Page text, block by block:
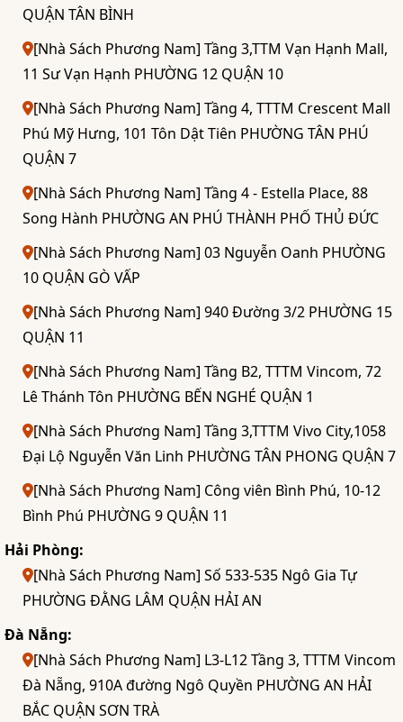
QUẬN TÂN BÌNH
[Nhà Sách Phương Nam] Tầng 3,TTM Vạn Hạnh Mall,
11 Sư Vạn Hạnh PHƯỜNG 12 QUẬN 10
[Nhà Sách Phương Nam] Tầng 4, TTTM Crescent Mall
Phú Mỹ Hưng, 101 Tôn Dật Tiên PHƯỜNG TÂN PHÚ
QUẬN 7
[Nhà Sách Phương Nam] Tầng 4 - Estella Place, 88
Song Hành PHƯỜNG AN PHÚ THÀNH PHỐ THỦ ĐỨC
[Nhà Sách Phương Nam] 03 Nguyễn Oanh PHƯỜNG
10 QUẬN GÒ VẤP
[Nhà Sách Phương Nam] 940 Đường 3/2 PHƯỜNG 15
QUẬN 11
[Nhà Sách Phương Nam] Tầng B2, TTTM Vincom, 72
Lê Thánh Tôn PHƯỜNG BẾN NGHÉ QUẬN 1
[Nhà Sách Phương Nam] Tầng 3,TTTM Vivo City,1058
Đại Lộ Nguyễn Văn Linh PHƯỜNG TÂN PHONG QUẬN 7
[Nhà Sách Phương Nam] Công viên Bình Phú, 10-12
Bình Phú PHƯỜNG 9 QUẬN 11
Hải Phòng:
[Nhà Sách Phương Nam] Số 533-535 Ngô Gia Tự
PHƯỜNG ĐẰNG LÂM QUẬN HẢI AN
Đà Nẵng:
[Nhà Sách Phương Nam] L3-L12 Tầng 3, TTTM Vincom
Đà Nẵng, 910A đường Ngô Quyền PHƯỜNG AN HẢI
BẮC QUẬN SƠN TRÀ